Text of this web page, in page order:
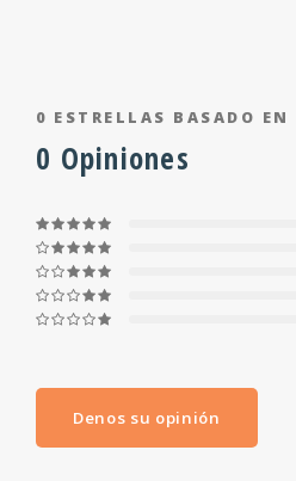
0 ESTRELLAS BASADO EN
0 Opiniones
Denos su opinión